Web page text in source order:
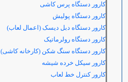
کارور دستگاه پرس کاشی
کارور دستگاه پولیش
کارور دستگاه دبل دیسک (اعمال لعاب)
کارور دستگاه رولرماتیک
کارور دستگاه سنگ شکن (کارخانه کاشی)
کارور سیکل خرده شیشه
کارور کنترل خط لعاب